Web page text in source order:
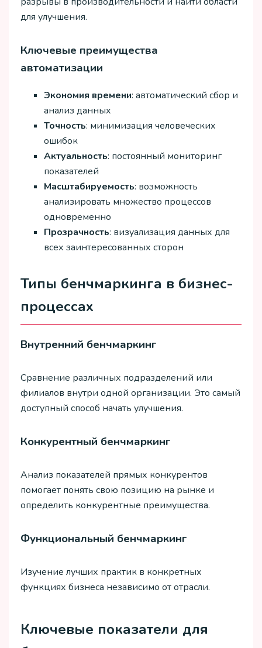
для улучшения.
Ключевые преимущества
автоматизации
Экономия времени: автоматический сбор и
анализ данных
Точность: минимизация человеческих
ошибок
Актуальность: постоянный мониторинг
показателей
Масштабируемость: возможность
анализировать множество процессов
одновременно
Прозрачность: визуализация данных для
всех заинтересованных сторон
Типы бенчмаркинга в бизнес-
процессах
Внутренний бенчмаркинг
Сравнение различных подразделений или
филиалов внутри одной организации. Это самый
доступный способ начать улучшения.
Конкурентный бенчмаркинг
Анализ показателей прямых конкурентов
помогает понять свою позицию на рынке и
определить конкурентные преимущества.
Функциональный бенчмаркинг
Изучение лучших практик в конкретных
функциях бизнеса независимо от отрасли.
Ключевые показатели для